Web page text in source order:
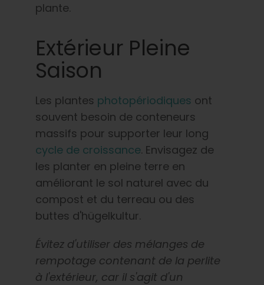
plante.
Extérieur Pleine
Saison
Les plantes photopériodiques ont
souvent besoin de conteneurs
massifs pour supporter leur long
cycle de croissance. Envisagez de
les planter en pleine terre en
améliorant le sol naturel avec du
compost et du terreau ou des
buttes d'hügelkultur.
Évitez d'utiliser des mélanges de
rempotage contenant de la perlite
à l'extérieur, car il s'agit d'un